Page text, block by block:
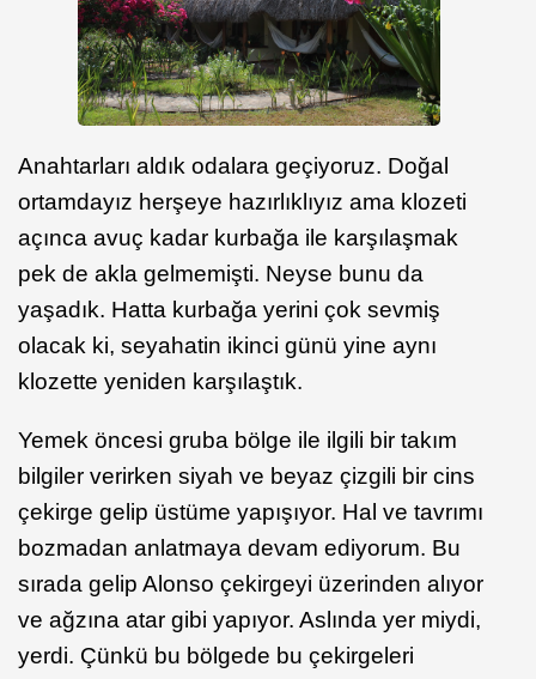
Anahtarları aldık odalara geçiyoruz. Doğal
ortamdayız herşeye hazırlıklıyız ama klozeti
açınca avuç kadar kurbağa ile karşılaşmak
pek de akla gelmemişti. Neyse bunu da
yaşadık. Hatta kurbağa yerini çok sevmiş
olacak ki, seyahatin ikinci günü yine aynı
klozette yeniden karşılaştık.
Yemek öncesi gruba bölge ile ilgili bir takım
bilgiler verirken siyah ve beyaz çizgili bir cins
çekirge gelip üstüme yapışıyor. Hal ve tavrımı
bozmadan anlatmaya devam ediyorum. Bu
sırada gelip Alonso çekirgeyi üzerinden alıyor
ve ağzına atar gibi yapıyor. Aslında yer miydi,
yerdi. Çünkü bu bölgede bu çekirgeleri